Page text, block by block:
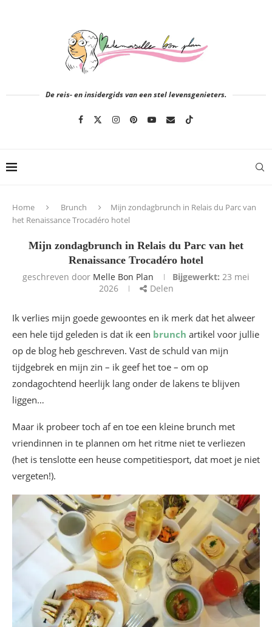
De reis- en insidergids van een stel levensgenieters.
Home Brunch
Mijn zondagbrunch in Relais du Parc van
het Renaissance Trocadéro hotel
Mijn zondagbrunch in Relais du Parc van het
Renaissance Trocadéro hotel
geschreven door Melle Bon Plan Bijgewerkt: 23 mei
2026
Delen
Ik verlies mijn goede gewoontes en ik merk dat het alweer
een hele tijd geleden is dat ik een brunch artikel voor jullie
op de blog heb geschreven. Vast de schuld van mijn
tijdgebrek en mijn zin – ik geef het toe – om op
zondagochtend heerlijk lang onder de lakens te blijven
liggen…
Maar ik probeer toch af en toe een kleine brunch met
vriendinnen in te plannen om het ritme niet te verliezen
(het is tenslotte een heuse competitiesport, dat moet je niet
vergeten!).